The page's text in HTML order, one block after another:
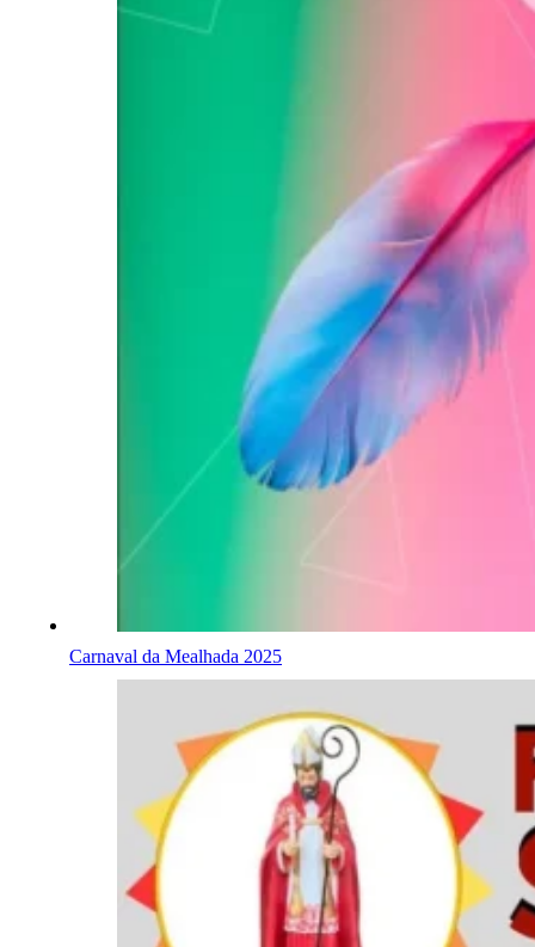
Carnaval da Mealhada 2025